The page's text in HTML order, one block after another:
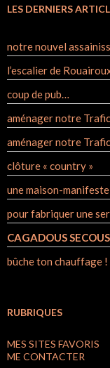
LES DERNIERS
notre nouvel
l’escalier de
coup de pub…
aménager notre
aménager notre
clôture « country »
une maison-manifeste
pour fabriquer une
CAGADOUS SECOUS
bûche ton chauffage !
RUBRIQUES
MES SITES FAVORIS
ME CONTACTER